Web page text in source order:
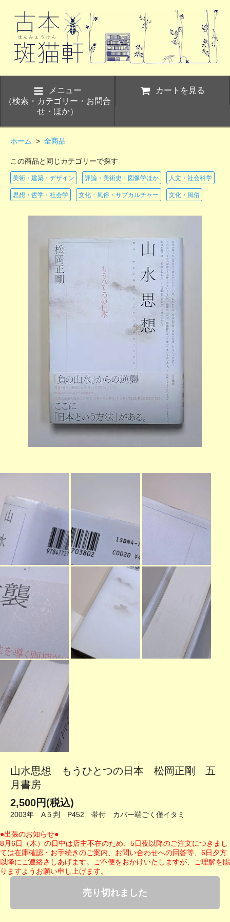
メニュー
（検索・カテゴリー・お問合
せ・ほか）
カートを見る
ホーム > 全商品
この商品と同じカテゴリーで探す
美術・建築・デザイン 評論・美術史・図像学ほか 人文・社会科学
思想・哲学・社会学 文化・風俗・サブカルチャー 文化・風俗
山水思想 もうひとつの日本 松岡正剛 五
月書房
2,500円(税込)
2003年 A５判 P452 帯付 カバー端ごく僅イタミ
●出張のお知らせ●
8月6日（木）の日中は店主不在のため、5日夜以降のご注文につきまし
ては在庫確認・お手続きのご案内、お問い合わせへの回答等、6日夕方
以降にご連絡さしあげます。ご不便をおかけいたしますが、ご理解を賜
りますようお願い申し上げます。
売り切れました